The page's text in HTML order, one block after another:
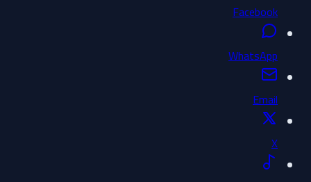
Facebook
WhatsApp
Email
X